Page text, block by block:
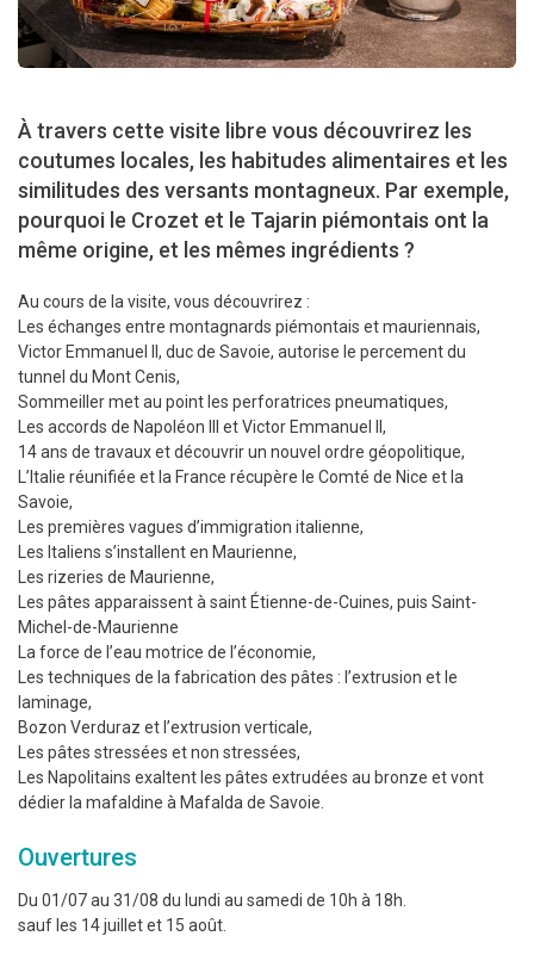
À travers cette visite libre vous découvrirez les
coutumes locales, les habitudes alimentaires et les
similitudes des versants montagneux. Par exemple,
pourquoi le Crozet et le Tajarin piémontais ont la
même origine, et les mêmes ingrédients ?
Au cours de la visite, vous découvrirez :
Les échanges entre montagnards piémontais et mauriennais,
Victor Emmanuel II, duc de Savoie, autorise le percement du
tunnel du Mont Cenis,
Sommeiller met au point les perforatrices pneumatiques,
Les accords de Napoléon III et Victor Emmanuel II,
14 ans de travaux et découvrir un nouvel ordre géopolitique,
L’Italie réunifiée et la France récupère le Comté de Nice et la
Savoie,
Les premières vagues d’immigration italienne,
Les Italiens s’installent en Maurienne,
Les rizeries de Maurienne,
Les pâtes apparaissent à saint Étienne-de-Cuines, puis Saint-
Michel-de-Maurienne
La force de l’eau motrice de l’économie,
Les techniques de la fabrication des pâtes : l’extrusion et le
laminage,
Bozon Verduraz et l’extrusion verticale,
Les pâtes stressées et non stressées,
Les Napolitains exaltent les pâtes extrudées au bronze et vont
dédier la mafaldine à Mafalda de Savoie.
Ouvertures
Du 01/07 au 31/08 du lundi au samedi de 10h à 18h.
sauf les 14 juillet et 15 août.